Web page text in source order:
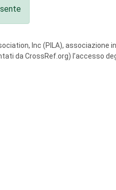
Inc (PILA), associazione
da CrossRef.org) l’accesso